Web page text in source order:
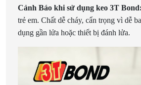
Cảnh Báo khi sử dụng keo 3T Bond:
trẻ em. Chất dễ cháy, cẩn trọng vì dễ
dụng gần lửa hoặc thiết bị đánh lửa.